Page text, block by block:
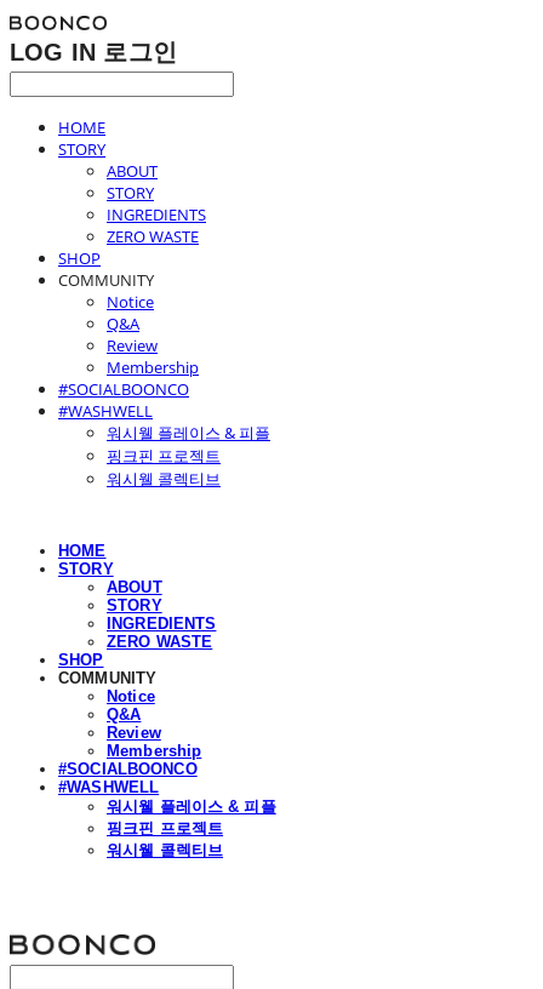
LOG IN 로그인
HOME
STORY
ABOUT
STORY
INGREDIENTS
ZERO WASTE
SHOP
COMMUNITY
Notice
Q&A
Review
Membership
#SOCIALBOONCO
#WASHWELL
워시웰 플레이스 & 피플
핑크핀 프로젝트
워시웰 콜렉티브
HOME
STORY
ABOUT
STORY
INGREDIENTS
ZERO WASTE
SHOP
COMMUNITY
Notice
Q&A
Review
Membership
#SOCIALBOONCO
#WASHWELL
워시웰 플레이스 & 피플
핑크핀 프로젝트
워시웰 콜렉티브